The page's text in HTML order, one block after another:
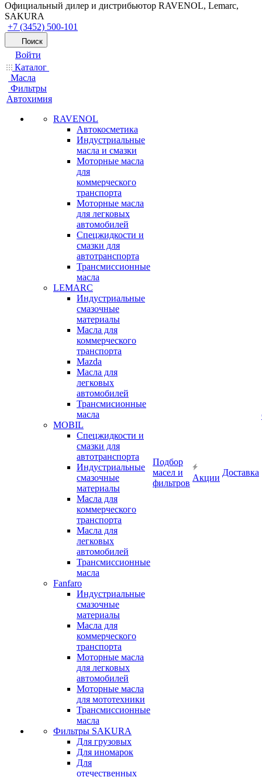
Официальный дилер и дистрибьютор RAVENOL, Lemarc,
SAKURA
+7 (3452) 500-101
Поиск
Войти
Каталог
Масла
Фильтры
Автохимия
RAVENOL
Автокосметика
Индустриальные
масла и смазки
Моторные масла
для
коммерческого
транспорта
Моторные масла
для легковых
автомобилей
Спецжидкости и
смазки для
автотранспорта
Трансмиссионные
масла
LEMARC
Индустриальные
смазочные
материалы
Масла для
коммерческого
транспорта
Mazda
Масла для
легковых
автомобилей
Трансмисионные
масла
MOBIL
Cпецжидкости и
смазки для
автотранспорта
Индустриальные
смазочные
материалы
Масла для
коммерческого
транспорта
Масла для
легковых
автомобилей
Трансмиссионные
масла
Fanfaro
Индустриальные
смазочные
материалы
Масла для
коммерческого
транспорта
Моторные масла
для легковых
автомобилей
Моторные масла
для мототехники
Трансмиссионные
масла
Фильтры SAKURA
Для грузовых
Для иномарок
Для
отечественных
Подбор
масел и
фильтров
Акции
Доставка